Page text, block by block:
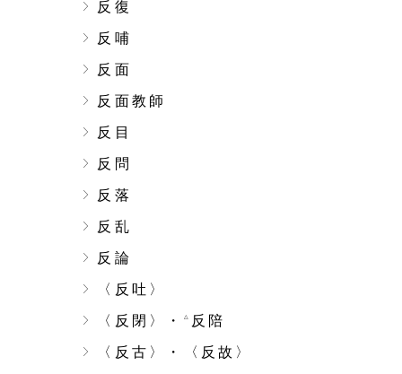
反復
反哺
反面
反面教師
反目
反問
反落
反乱
反論
〈反吐〉
〈反閉〉・
△ 反陪
〈反古〉・〈反故〉